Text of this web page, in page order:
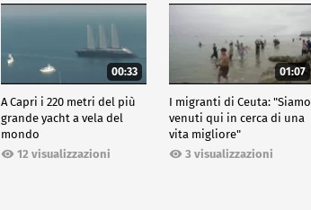
00:33
A Capri i 220 metri del più
grande yacht a vela del
mondo
12 visualizzazioni
01:07
I migranti di Ceuta: "Siamo
venuti qui in cerca di una
vita migliore"
3 visualizzazioni